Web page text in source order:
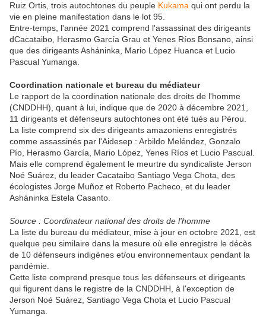
Ruiz Ortis, trois autochtones du peuple Kukama qui ont perdu la
vie en pleine manifestation dans le lot 95.
Entre-temps, l'année 2021 comprend l'assassinat des dirigeants
dCacataibo, Herasmo García Grau et Yenes Ríos Bonsano, ainsi
que des dirigeants Asháninka, Mario López Huanca et Lucio
Pascual Yumanga.
Coordination nationale et bureau du médiateur
Le rapport de la coordination nationale des droits de l'homme
(CNDDHH), quant à lui, indique que de 2020 à décembre 2021,
11 dirigeants et défenseurs autochtones ont été tués au Pérou.
La liste comprend six des dirigeants amazoniens enregistrés
comme assassinés par l'Aidesep : Arbildo Meléndez, Gonzalo
Pío, Herasmo García, Mario López, Yenes Ríos et Lucio Pascual.
Mais elle comprend également le meurtre du syndicaliste Jerson
Noé Suárez, du leader Cacataibo Santiago Vega Chota, des
écologistes Jorge Muñoz et Roberto Pacheco, et du leader
Asháninka Estela Casanto.
Source : Coordinateur national des droits de l'homme
La liste du bureau du médiateur, mise à jour en octobre 2021, est
quelque peu similaire dans la mesure où elle enregistre le décès
de 10 défenseurs indigènes et/ou environnementaux pendant la
pandémie.
Cette liste comprend presque tous les défenseurs et dirigeants
qui figurent dans le registre de la CNDDHH, à l'exception de
Jerson Noé Suárez, Santiago Vega Chota et Lucio Pascual
Yumanga.